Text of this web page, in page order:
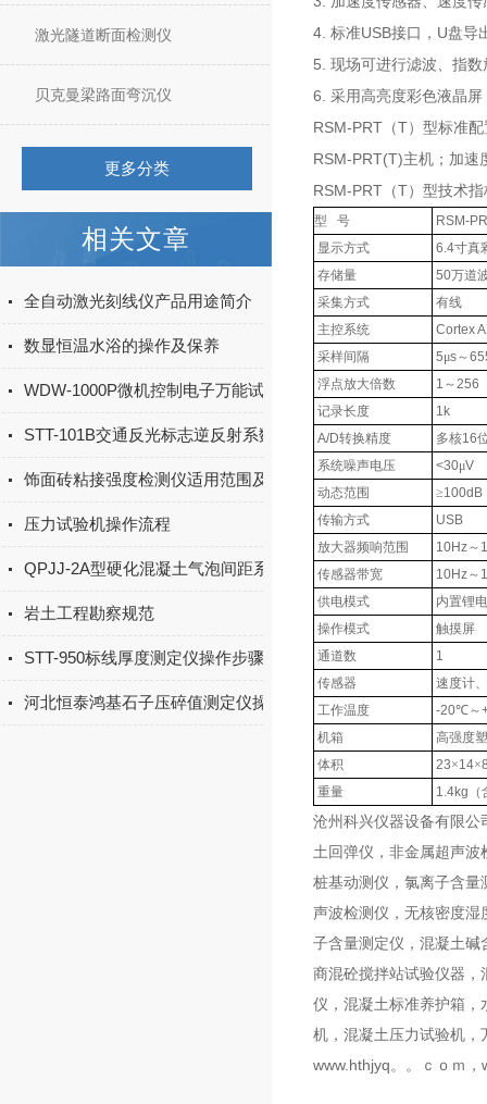
激光隧道断面检测仪
贝克曼梁路面弯沉仪
更多分类
相关文章
全自动激光刻线仪产品用途简介
数显恒温水浴的操作及保养
WDW-1000P微机控制电子万能试验机技术参数
STT-101B交通反光标志逆反射系数检测仪仪器特点
饰面砖粘接强度检测仪适用范围及标准
压力试验机操作流程
QPJJ-2A型硬化混凝土气泡间距系数分析仪使用方法
岩土工程勘察规范
STT-950标线厚度测定仪操作步骤
河北恒泰鸿基石子压碎值测定仪操作规程
4. 标准USB接口， U盘导
5. 现场可进行滤波、指
6. 采用高亮度彩色液晶
RSM-PRT（T）型标准配
RSM-PRT(T)主机；加速
RSM-PRT（T）型技术指
型 号
RSM-
显示方式
6.4寸真
存储量
50万道
采集方式
有线
主控系统
Cortex
采样间隔
5μs～
浮点放大倍数
1 ～256
记录长度
1k
A/D转换精度 多核16
系统噪声电压
<30μV
动态范围
≥100dB
传输方式
USB
放大器频响范围
10Hz～
传感器带宽
10Hz～
供电模式
内置锂
操作模式
触摸屏
通道数
1
传感器
速度计
工作温度
-20℃～
机箱
高强度
体积
23×14×
重量
1.4kg
沧州科兴仪器设备有限
土回弹仪，非金属超声
桩基动测仪，氯离子含
声波检测仪，无核密度
子含量测定仪，混凝土
商混砼搅拌站试验仪器
仪，混凝土标准养护箱
机，混凝土压力试验机，
www.hthjyq。。ｃｏｍ